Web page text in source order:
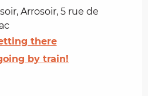
Arrosoir, 5 rue de
there
by train!